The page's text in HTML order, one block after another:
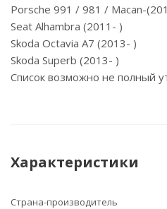
Porsche 991 / 981 / Macan-
Seat Alhambra (2011- )
Skoda Octavia A7 (2013- )
Skoda Superb (2013- )
Список возможно не полный
Характеристики
Страна-производитель